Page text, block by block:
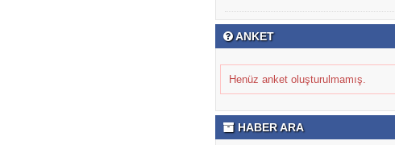
ANKET
Henüz anket oluşturulmamış.
HABER ARA